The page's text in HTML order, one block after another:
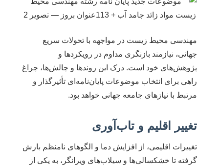
مهندسی محیط زیست در مواجهه با تحولات سریع
جهانی، نیازمند بازنگری مداوم در رویکردها و
پژوهش‌های خود است. درک این روندها و چالش‌ها، چراغ
راهی برای انتخاب موضوعات پایان‌نامه‌ای تأثیرگذار و
مرتبط با نیازهای جامعه جهانی خواهد بود.
تغییر اقلیم و تاب‌آوری
تغییرات اقلیمی، از افزایش دما و الگوهای نامنظم بارش
گرفته تا خشکسالی‌ها و سیلاب‌های ویرانگر، به یکی از